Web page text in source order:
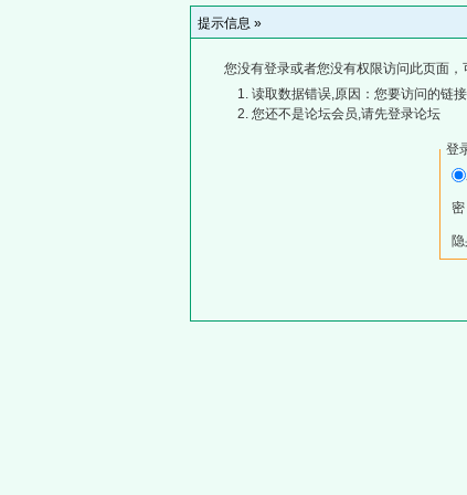
提示信息 »
您没有登录或者您没有权限访问此页面
读取数据错误,原因：您要访问的链
您还不是论坛会员,请先登录论坛
登